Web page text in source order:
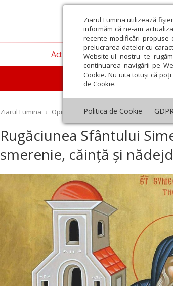
Ziarul Lumina utilizează
informăm că ne-am
recente modificări propuse
prelucrarea datelor cu
Website-ul nostru te
continuarea navigării pe
Cookie. Nu uita totuși că
de Cookie.
Politica de Cookie
Actualitate religioasă
Ziarul Lumina › Opinii Repere și idei › Rugăciunea
Rugăciunea Sfântului
smerenie, căință și
Decembrie